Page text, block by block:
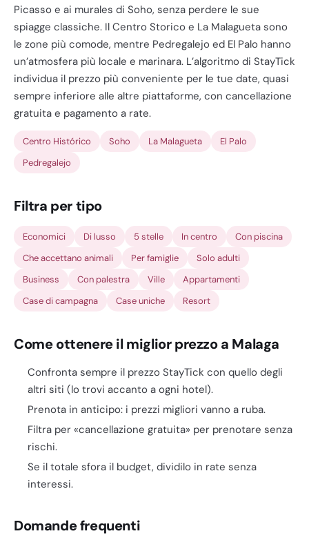
Picasso e ai murales di Soho, senza perdere le sue
spiagge classiche. Il Centro Storico e La Malagueta sono
le zone più comode, mentre Pedregalejo ed El Palo hanno
un’atmosfera più locale e marinara. L’algoritmo di StayTick
individua il prezzo più conveniente per le tue date, quasi
sempre inferiore alle altre piattaforme, con cancellazione
gratuita e pagamento a rate.
Centro Histórico Soho La Malagueta
El Palo
Pedregalejo
Filtra per tipo
Economici Di lusso 5 stelle In centro
Con piscina
Che accettano animali
Per famiglie
Solo adulti
Business
Con palestra Ville
Appartamenti
Case di campagna
Case uniche Resort
Come ottenere il miglior prezzo a Malaga
Confronta sempre il prezzo StayTick con quello degli
altri siti (lo trovi accanto a ogni hotel).
Prenota in anticipo: i prezzi migliori vanno a ruba.
Filtra per «cancellazione gratuita» per prenotare senza
rischi.
Se il totale sfora il budget, dividilo in rate senza
interessi.
Domande frequenti